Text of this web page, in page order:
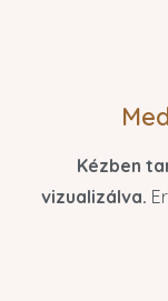
Kézben
vizualizálva.